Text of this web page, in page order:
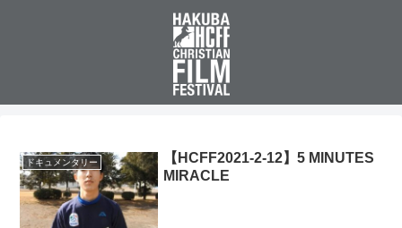
ドキュメンタリー
【HCFF2021-2-12】5 MINUTES
MIRACLE